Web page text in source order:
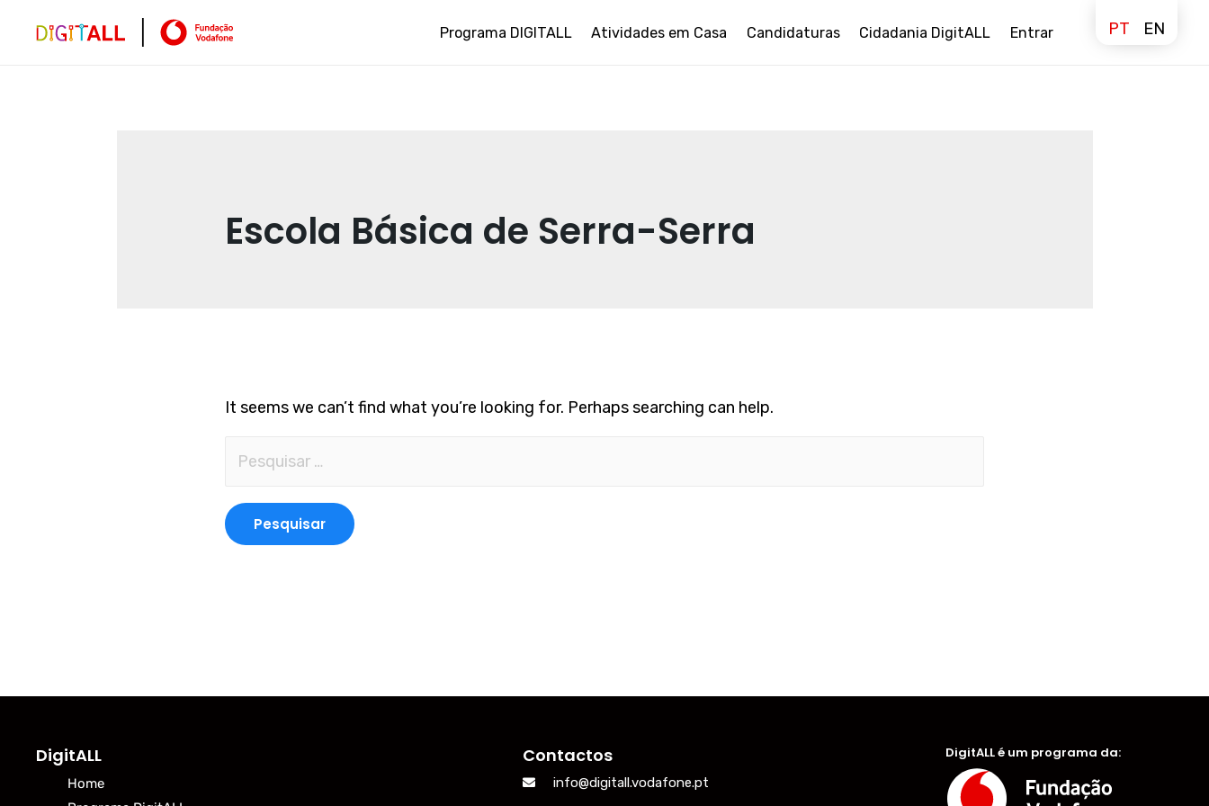
Programa DIGITALL Atividades em Casa Candidaturas Cidadania DigitALL Entrar PT EN
Escola Básica de Serra-Serra
It seems we can’t find what you’re looking for. Perhaps searching can help.
DigitALL
Home
Contactos
info@digitall.vodafone.pt
DigitALL é um programa da: